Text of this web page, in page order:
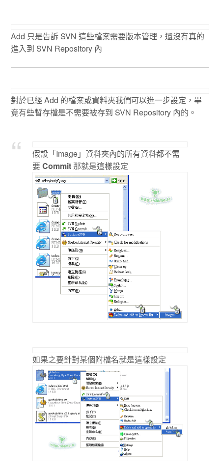
Add 只是告訴 SVN 這些檔案需要版本管理，還沒有真的
進入到 SVN Repository 內
對於已經 Add 的檔案或資料夾我們可以進一步設定，畢
竟有些暫存檔是不需要被存到 SVN Repository 內的。
假設「Image」資料夾內的所有資料都不需
要Commit那就是這樣設定
如果之要針對某個附檔名就是這樣設定